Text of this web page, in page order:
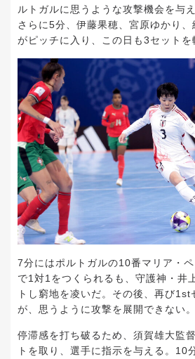
ルトガルに思うような攻撃機会を与
さらに5分、伊藤果穂、宮原ゆかり、
がピッチに入り、この日も3セットを
7分にはポルトガルの10番マリア・
で1対1をつくられるも、守護神・井
トし窮地を凌いだ。その後、再び
が、思うように攻撃を展開できない。
停滞感を打ち破るため、須賀雄大監
トを取り、選手に指示を与える。10